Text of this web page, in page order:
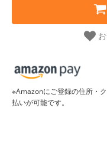
※Amazonにご登録の住所・
払いが可能です。